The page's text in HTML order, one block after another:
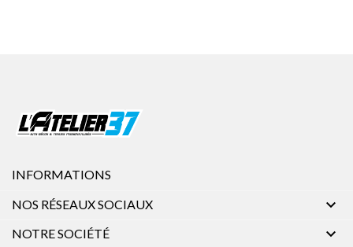
INFORMATIONS
NOS RÉSEAUX SOCIAUX

NOTRE SOCIÉTÉ 